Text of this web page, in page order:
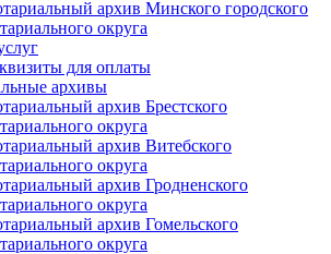
архив Минского городского
округа
для оплаты
архивы
архив Брестского
округа
архив Витебского
округа
архив Гродненского
округа
архив Гомельского
округа